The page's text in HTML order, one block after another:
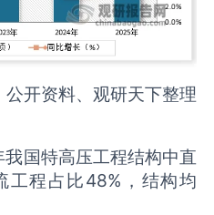
公开资料、观研天下整理
国特高压工程结构中直
工程占比48%，结构均